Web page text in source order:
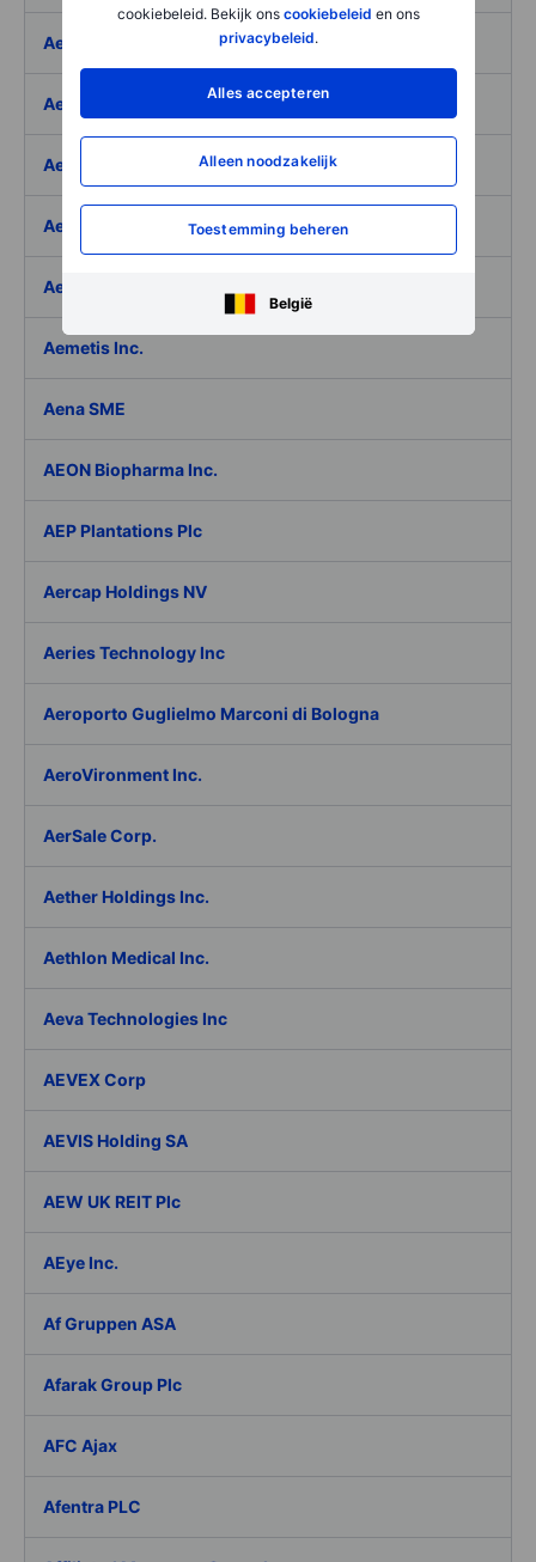
cookiebeleid. Bekijk ons cookiebeleid en ons
privacybeleid.
Alles accepteren
Alleen noodzakelijk
Toestemming beheren
België
Aeffe
Aegon Ltd
Aegon Ltd. - ADR
Aehr Test Systems
Aeluma Inc.
Aemetis Inc.
Aena SME
AEON Biopharma Inc.
AEP Plantations Plc
Aercap Holdings NV
Aeries Technology Inc
Aeroporto Guglielmo Marconi di Bologna
AeroVironment Inc.
AerSale Corp.
Aether Holdings Inc.
Aethlon Medical Inc.
Aeva Technologies Inc
AEVEX Corp
AEVIS Holding SA
AEW UK REIT Plc
AEye Inc.
Af Gruppen ASA
Afarak Group Plc
AFC Ajax
Afentra PLC